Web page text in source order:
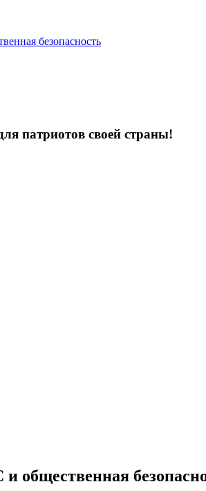
безопасность
патриотов своей страны!
общественная